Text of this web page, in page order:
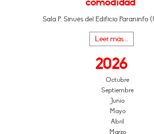
Sala P. Sinués del Edificio Paraninfo
Leer más...
2026
Octubre
Septiembre
Junio
Mayo
Abril
Marzo